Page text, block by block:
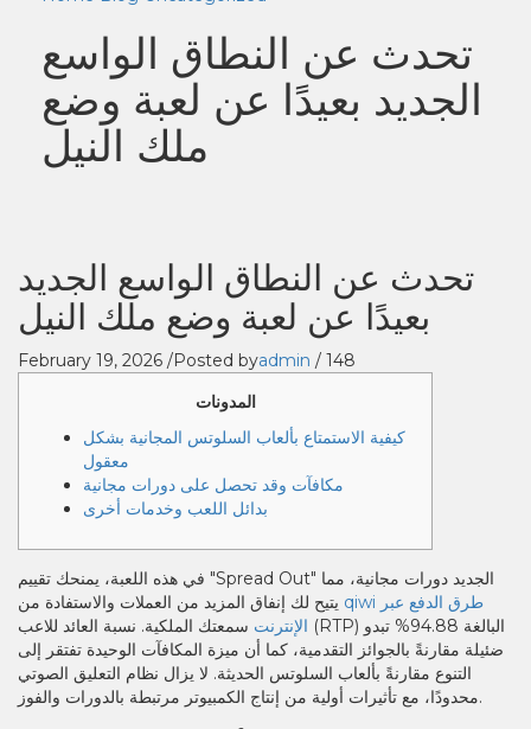
تحدث عن النطاق الواسع
الجديد بعيدًا عن لعبة وضع
ملك النيل
تحدث عن النطاق الواسع الجديد
بعيدًا عن لعبة وضع ملك النيل
February 19, 2026 /Posted byadmin / 148
المدونات
كيفية الاستمتاع بألعاب السلوتس المجانية بشكل
معقول
مكافآت وقد تحصل على دورات مجانية
بدائل اللعب وخدمات أخرى
في هذه اللعبة، يمنحك تقييم "Spread Out" الجديد دورات مجانية، مما
qiwi طرق الدفع عبر
الإنترنت سمعتك الملكية. نسبة العائد للاعب (RTP) البالغة 94.88% تبدو
ضئيلة مقارنةً بالجوائز التقدمية، كما أن ميزة المكافآت الوحيدة تفتقر إلى
التنوع مقارنةً بألعاب السلوتس الحديثة. لا يزال نظام التعليق الصوتي
محدودًا، مع تأثيرات أولية من إنتاج الكمبيوتر مرتبطة بالدورات والفوز.